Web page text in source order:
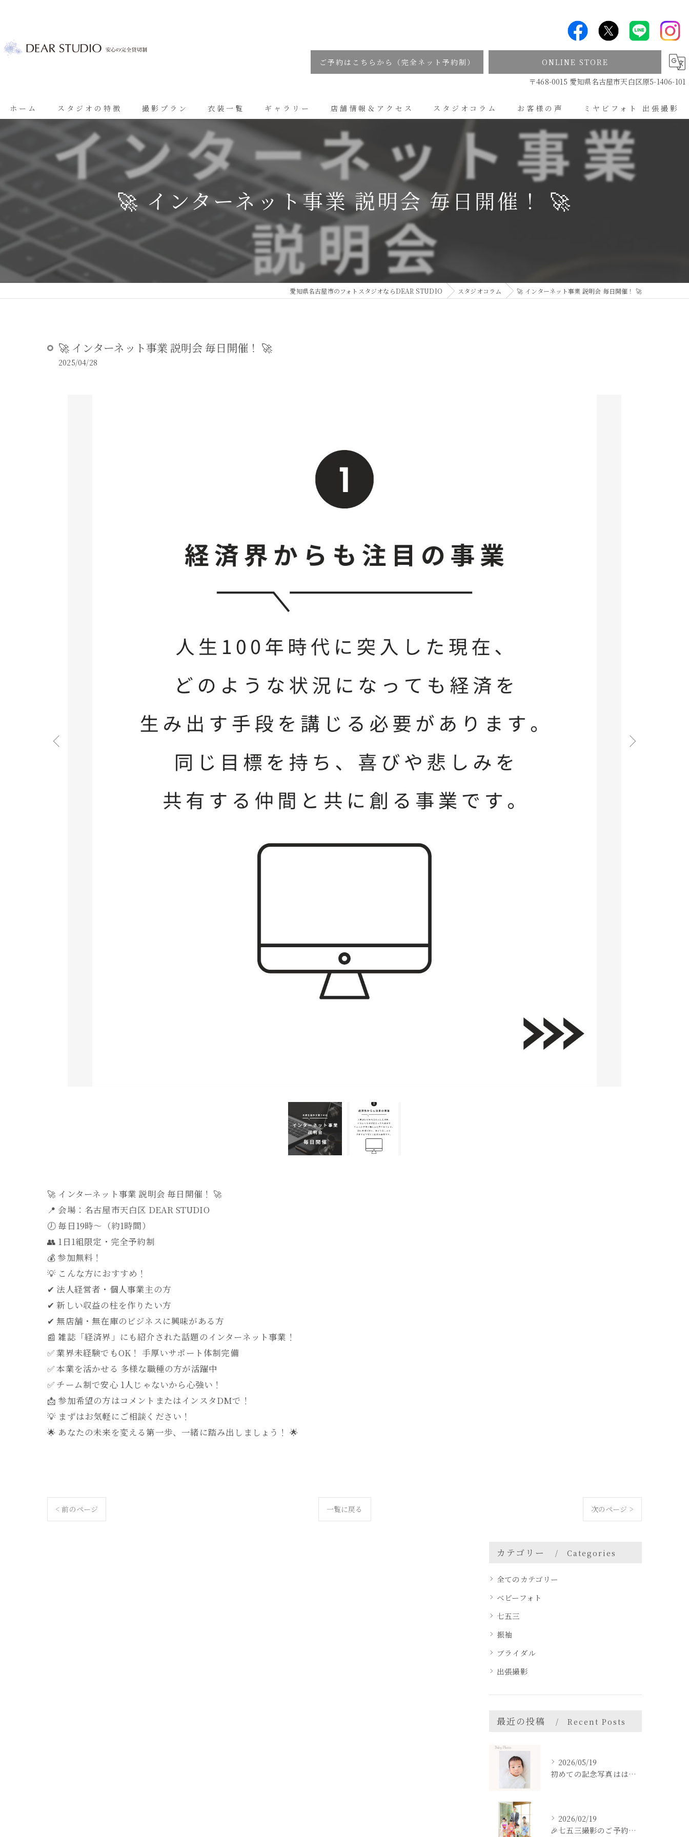
ご予約はこちらから（完全ネット予約制）
ONLINE STORE
〒468-0015 愛知県名古屋市天白区原5-1406-101
ホーム スタジオの特徴
ベビーフォト
ブライダル
DEAR STUDIOとは
DEAR STUDIOご利用ガイド
撮影プラン
基本プラン
七五三プラン
思い出に残る成人振袖撮影
衣装一覧 ギャラリー 店舗情報＆アクセス スタジオコラム お客様の声 ミヤビフォト 出張撮影
出張撮影について
🚀 インターネット事業 説明会 毎日開催！ 🚀
愛知県名古屋市のフォトスタジオならDEAR STUDIO スタジオコラム 🚀 インターネット事業 説明会 毎日開催！ 🚀
🚀 インターネット事業 説明会 毎日開催！ 🚀
2025/04/28
🚀 インターネット事業 説明会 毎日開催！ 🚀
📍 会場：名古屋市天白区 DEAR STUDIO
🕖 毎日19時～（約1時間）
👥 1日1組限定・完全予約制
💰 参加無料！
💡 こんな方におすすめ！
✔ 法人経営者・個人事業主の方
✔ 新しい収益の柱を作りたい方
✔ 無店舗・無在庫のビジネスに興味がある方
📰 雑誌「経済界」にも紹介された話題のインターネット事業！
✅ 業界未経験でもOK！ 手厚いサポート体制完備
✅ 本業を活かせる 多様な職種の方が活躍中
✅ チーム制で安心 1人じゃないから心強い！
📩 参加希望の方はコメントまたはインスタDMで！
💡 まずはお気軽にご相談ください！
🌟 あなたの未来を変える第一歩、一緒に踏み出しましょう！ 🌟
< 前のページ 一覧に戻る 次のページ >
カテゴリー Categories
全てのカテゴリー
ベビーフォト
七五三
振袖
ブライダル
出張撮影
最近の投稿 Recent Posts
2026/05/19
初めての記念写真はは、DEAR STUDIOで。
2026/02/19
🎉七五三撮影のご予約をご検討中の方へ🎉